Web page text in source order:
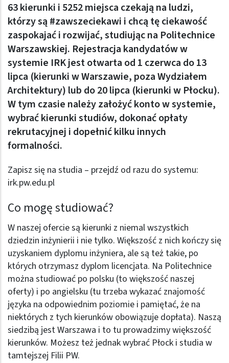
63 kierunki i 5252 miejsca czekają na ludzi,
którzy są #zawszeciekawi i chcą tę ciekawość
zaspokajać i rozwijać, studiując na Politechnice
Warszawskiej. Rejestracja kandydatów w
systemie IRK jest otwarta od 1 czerwca do 13
lipca (kierunki w Warszawie, poza Wydziałem
Architektury) lub do 20 lipca (kierunki w Płocku).
W tym czasie należy założyć konto w systemie,
wybrać kierunki studiów, dokonać opłaty
rekrutacyjnej i dopełnić kilku innych
formalności.
Zapisz się na studia – przejdź od razu do systemu:
irk.pw.edu.pl
Co mogę studiować?
W naszej ofercie są kierunki z niemal wszystkich
dziedzin inżynierii i nie tylko. Większość z nich kończy się
uzyskaniem dyplomu inżyniera, ale są też takie, po
których otrzymasz dyplom licencjata. Na Politechnice
można studiować po polsku (to większość naszej
oferty) i po angielsku (tu trzeba wykazać znajomość
języka na odpowiednim poziomie i pamiętać, że na
niektórych z tych kierunków obowiązuje dopłata). Naszą
siedzibą jest Warszawa i to tu prowadzimy większość
kierunków. Możesz też jednak wybrać Płock i studia w
tamtejszej Filii PW.